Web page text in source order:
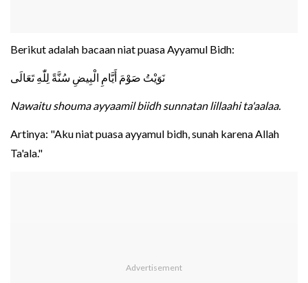
Berikut adalah bacaan niat puasa Ayyamul Bidh:
نَوَيْتُ صَوْمَ أَيَّامِ الْبِيضِ سُنَّةً لِلّٰهِ تَعَالَى
Nawaitu shouma ayyaamil biidh sunnatan lillaahi ta'aalaa.
Artinya: "Aku niat puasa ayyamul bidh, sunah karena Allah
Ta'ala."